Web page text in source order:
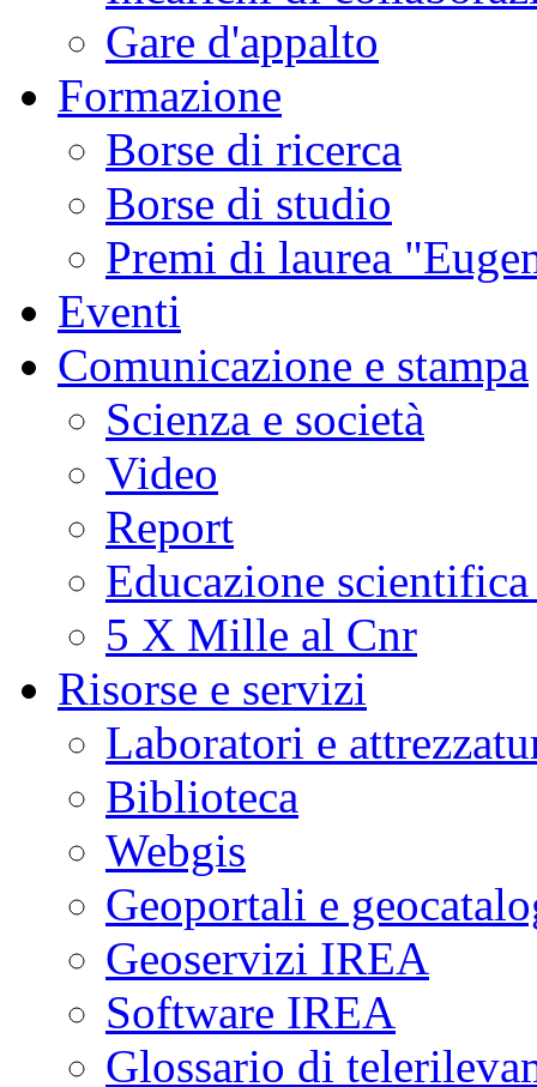
Gare d'appalto
Formazione
Borse di ricerca
Borse di studio
Premi di laurea
Eventi
Comunicazione e stampa
Scienza e società
Video
Report
Educazione
5 X Mille al Cnr
Risorse e servizi
Laboratori e
Biblioteca
Webgis
Geoportali e
Geoservizi IREA
Software IREA
Glossario di